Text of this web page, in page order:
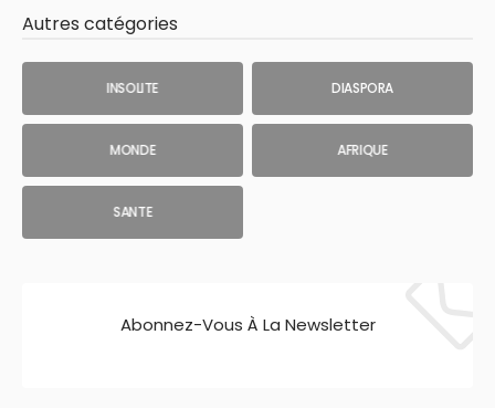
Autres catégories
INSOLITE DIASPORA
MONDE AFRIQUE
SANTE
Abonnez-Vous À La Newsletter